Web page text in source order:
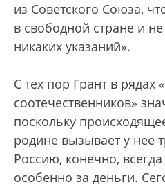
из Советского Союза,
в свободной стране и
никаких указаний».
С тех пор Грант в
соотечественников»
поскольку
родине вызывает у нее
Россию, конечно,
особенно за деньги.